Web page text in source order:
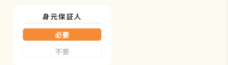
身元保証人
必要
不要